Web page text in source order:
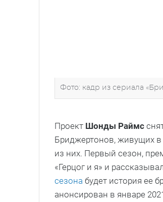
Фото: кадр из сериала
Проект Шонды Раймс
Бриджертонов, живущих в
из них. Первый сезон,
«Герцог и я» и
сезона будет история ее
анонсирован в январе